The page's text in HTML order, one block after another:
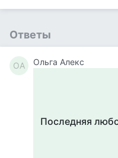
Ответы
ОА Ольга Алекс
Последняя